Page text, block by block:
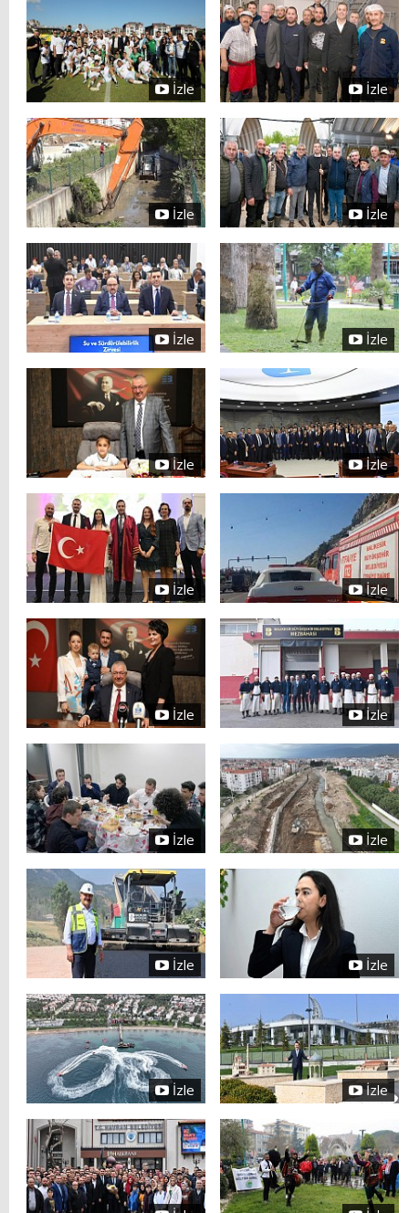
İzle İzle
İzle İzle
İzle İzle
İzle İzle
İzle İzle
İzle İzle
İzle İzle
İzle İzle
İzle İzle